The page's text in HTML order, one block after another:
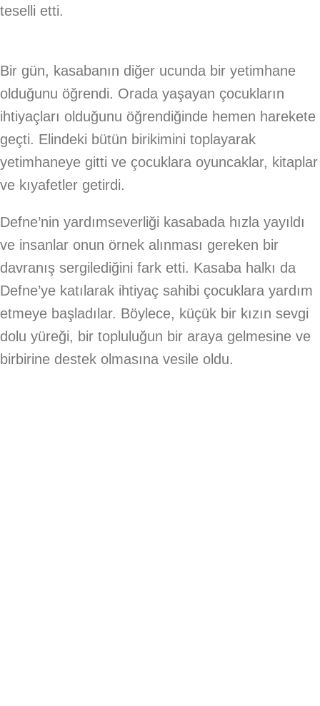
teselli etti.
Bir gün, kasabanın diğer ucunda bir yetimhane
olduğunu öğrendi. Orada yaşayan çocukların
ihtiyaçları olduğunu öğrendiğinde hemen harekete
geçti. Elindeki bütün birikimini toplayarak
yetimhaneye gitti ve çocuklara oyuncaklar, kitaplar
ve kıyafetler getirdi.
Defne’nin yardımseverliği kasabada hızla yayıldı
ve insanlar onun örnek alınması gereken bir
davranış sergilediğini fark etti. Kasaba halkı da
Defne’ye katılarak ihtiyaç sahibi çocuklara yardım
etmeye başladılar. Böylece, küçük bir kızın sevgi
dolu yüreği, bir topluluğun bir araya gelmesine ve
birbirine destek olmasına vesile oldu.